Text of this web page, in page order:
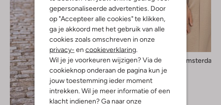
gepersonaliseerde advertenties. Door
op "Accepteer alle cookies" te klikken,
ga je akkoord met het gebruik van alle
cookies zoals omschreven in onze
privacy- en cookieverklaring
Wil je je voorkeuren wijzigen? Via de
cookieknop onderaan de pagina kun je
jouw toestemming ieder moment
intrekken. Wil je meer informatie of een
klacht indienen? Ga naar onze
Ontdek de look
Amaya Amsterdam
Top